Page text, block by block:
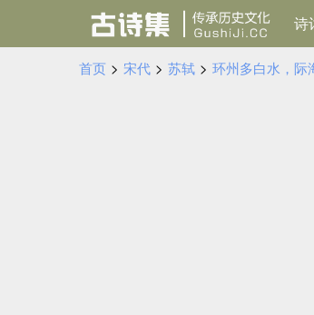
诗
首页 > 宋代 > 苏轼 > 环州多白水，际